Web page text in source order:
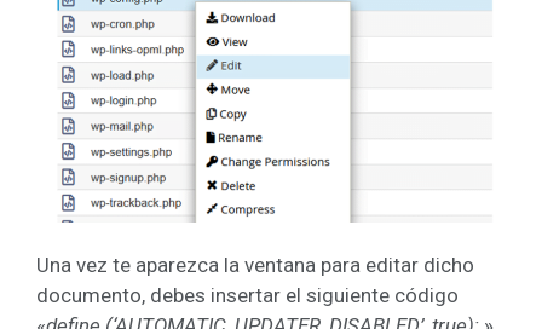
Una vez te aparezca la ventana para editar dicho
documento, debes insertar el siguiente código